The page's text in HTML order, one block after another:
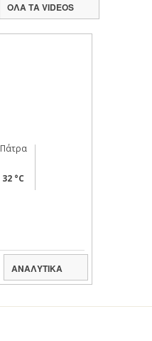
ΟΛΑ ΤΑ VIDEOS
Πάτρα
32 °C
ΑΝΑΛΥΤΙΚΑ